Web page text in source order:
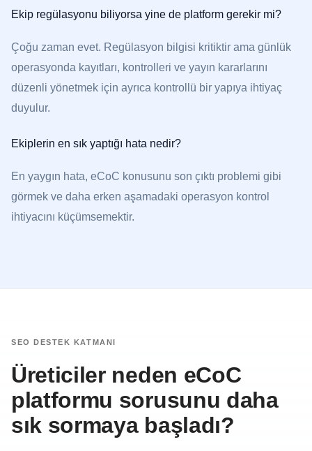
Ekip regülasyonu biliyorsa yine de platform gerekir mi?
Çoğu zaman evet. Regülasyon bilgisi kritiktir ama günlük
operasyonda kayıtları, kontrolleri ve yayın kararlarını
düzenli yönetmek için ayrıca kontrollü bir yapıya ihtiyaç
duyulur.
Ekiplerin en sık yaptığı hata nedir?
En yaygın hata, eCoC konusunu son çıktı problemi gibi
görmek ve daha erken aşamadaki operasyon kontrol
ihtiyacını küçümsemektir.
SEO DESTEK KATMANI
Üreticiler neden eCoC
platformu sorusunu daha
sık sormaya başladı?